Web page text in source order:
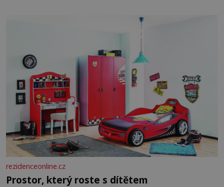
rezidenceonline.cz
Prostor, který roste s dítětem